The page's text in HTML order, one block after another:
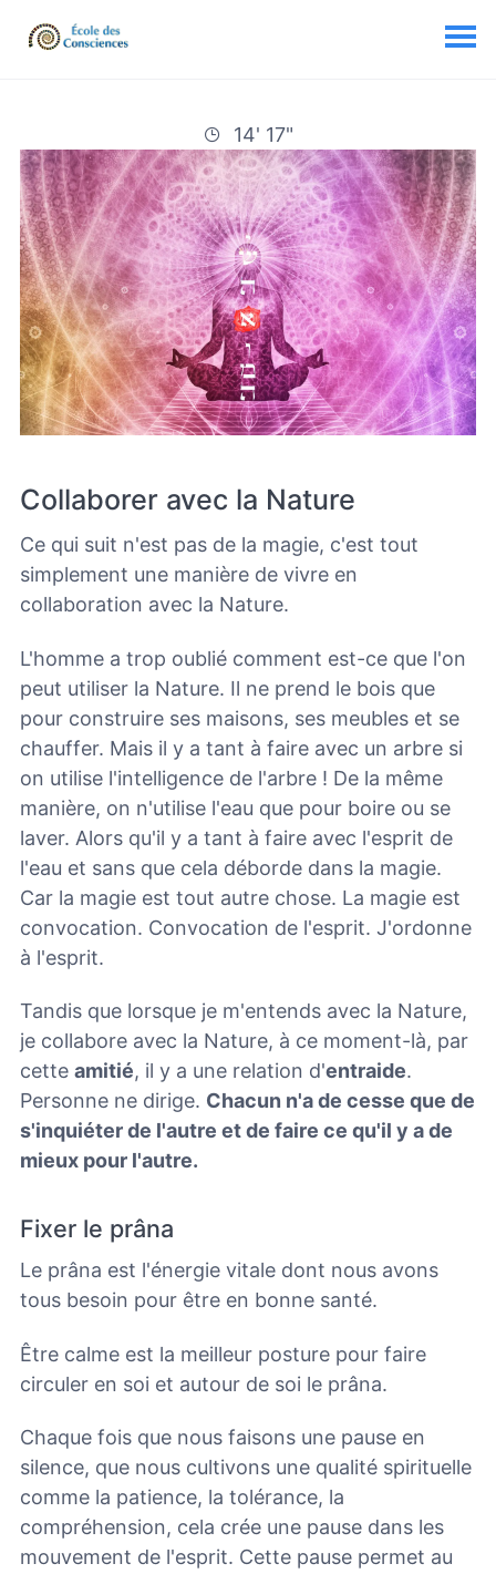
14' 17"
Collaborer avec la Nature
Ce qui suit n'est pas de la magie, c'est tout
simplement une manière de vivre en
collaboration avec la Nature.
L'homme a trop oublié comment est-ce que l'on
peut utiliser la Nature. Il ne prend le bois que
pour construire ses maisons, ses meubles et se
chauffer. Mais il y a tant à faire avec un arbre si
on utilise l'intelligence de l'arbre ! De la même
manière, on n'utilise l'eau que pour boire ou se
laver. Alors qu'il y a tant à faire avec l'esprit de
l'eau et sans que cela déborde dans la magie.
Car la magie est tout autre chose. La magie est
convocation. Convocation de l'esprit. J'ordonne
à l'esprit.
Tandis que lorsque je m'entends avec la Nature,
je collabore avec la Nature, à ce moment-là, par
cette amitié, il y a une relation d'entraide.
Personne ne dirige. Chacun n'a de cesse que de
s'inquiéter de l'autre et de faire ce qu'il y a de
mieux pour l'autre.
Fixer le prâna
Le prâna est l'énergie vitale dont nous avons
tous besoin pour être en bonne santé.
Être calme est la meilleur posture pour faire
circuler en soi et autour de soi le prâna.
Chaque fois que nous faisons une pause en
silence, que nous cultivons une qualité spirituelle
comme la patience, la tolérance, la
compréhension, cela crée une pause dans les
mouvement de l'esprit. Cette pause permet au